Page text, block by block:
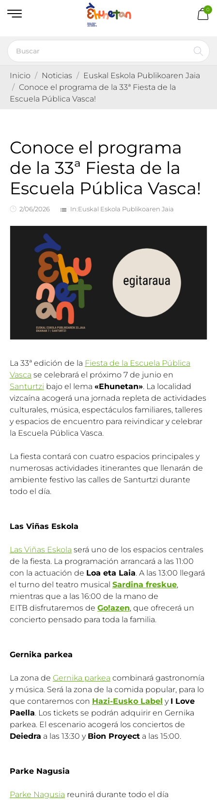
0
Inicio Noticias
Euskal Eskola Publikoaren Jaia
Conoce el programa de la 33ª Fiesta de la
Escuela Pública Vasca!
Conoce el programa
de la 33ª Fiesta de la
Escuela Pública Vasca!
2/06/2026 list In:Euskal Eskola Publikoaren Jaia
La 33ª edición de la Fiesta de la Escuela Pública
Vasca se celebrará el próximo 7 de junio en
Santurtzi bajo el lema «Ehunetan». La localidad
vizcaína acogerá una jornada repleta de actividades
culturales, música, espectáculos familiares, talleres
y espacios de encuentro para reivindicar y celebrar
la Escuela Pública Vasca.
La fiesta contará con cuatro espacios principales y
numerosas actividades itinerantes que llenarán de
ambiente festivo las calles de Santurtzi durante
todo el día.
Las Viñas Eskola
Las Viñas Eskola será uno de los espacios centrales
de la fiesta. La programación arrancará a las 11:00
con la actuación de Loa eta Laia. A las 13:00 llegará
el turno del teatro musical Sardina freskue,
mientras que a las 16:00 de la mano de
EITB disfrutaremos de Go!azen, que ofrecerá un
concierto pensado para toda la familia.
Gernika parkea
La zona de Gernika parkea combinará gastronomía
y música. Será la zona de la comida popular, para lo
que contaremos con Hazi-Eusko Label y I Love
Paella. Los tickets se podrán adquirir en Gernika
parkea. El escenario acogerá los conciertos de
Deiedra a las 13:30 y Bion Proyect a las 15:00.
Parke Nagusia
Parke Nagusia reunirá durante todo el día